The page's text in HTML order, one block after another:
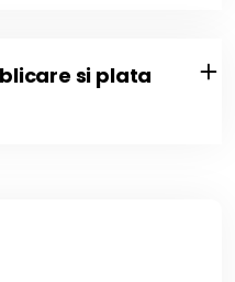
si plata